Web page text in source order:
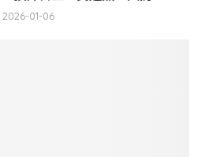
2026-01-06